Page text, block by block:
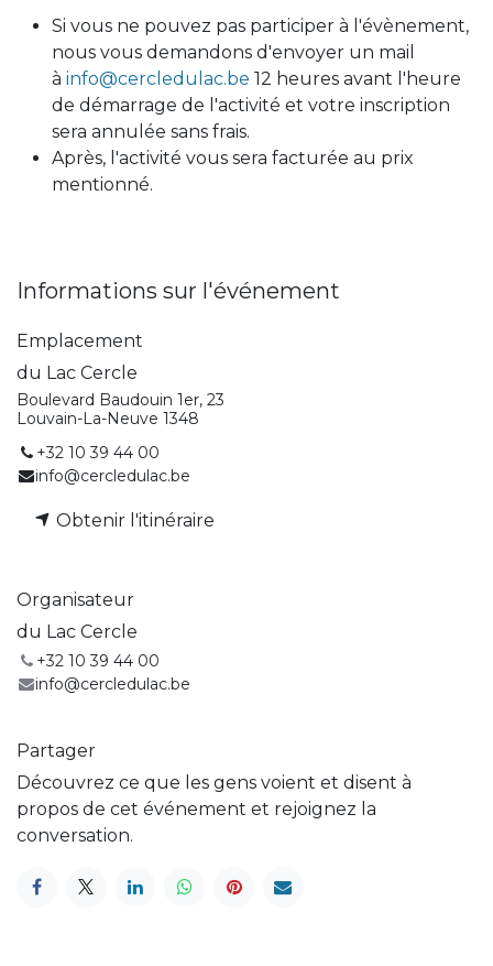
Si vous ne pouvez pas participer à l'évènement,
nous vous demandons d'envoyer un mail
à info@cercledulac.be 12 heures avant l'heure
de démarrage de l'activité et votre inscription
sera annulée sans frais.
Après, l'activité vous sera facturée au prix
mentionné.
Informations sur l'événement
Emplacement
du Lac Cercle
Boulevard Baudouin 1er, 23
Louvain-La-Neuve 1348
+32 10 39 44 00
info@cercledulac.be
Obtenir l'itinéraire
Organisateur
du Lac Cercle
+32 10 39 44 00
info@cercledulac.be
Partager
Découvrez ce que les gens voient et disent à
propos de cet événement et rejoignez la
conversation.